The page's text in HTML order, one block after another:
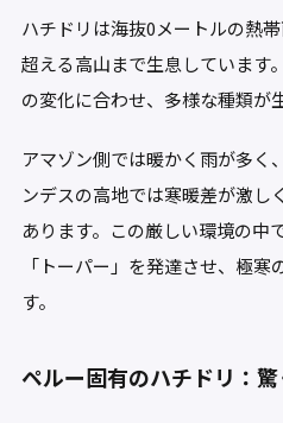
ハチドリは海抜0メートルの熱
超える高山まで生息しています
の変化に合わせ、多様な種類が
アマゾン側では暖かく雨が多く
ンデスの高地では寒暖差が激し
あります。この厳しい環境の中
「トーパー」を発達させ、極
す。
ペルー固有のハチドリ：